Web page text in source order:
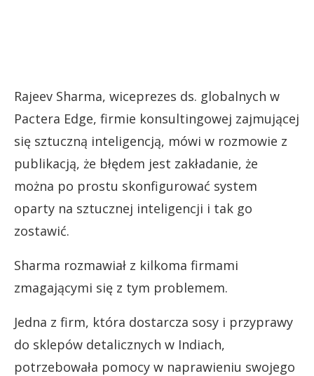
Rajeev Sharma, wiceprezes ds. globalnych w
Pactera Edge, firmie konsultingowej zajmującej
się sztuczną inteligencją, mówi w rozmowie z
publikacją, że błędem jest zakładanie, że
można po prostu skonfigurować system
oparty na sztucznej inteligencji i tak go
zostawić.
Sharma rozmawiał z kilkoma firmami
zmagającymi się z tym problemem.
Jedna z firm, która dostarcza sosy i przyprawy
do sklepów detalicznych w Indiach,
potrzebowała pomocy w naprawieniu swojego